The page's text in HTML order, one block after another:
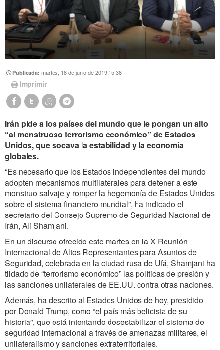
Publicada:martes, 18 de junio de 2019 15:38
Imprimir
Irán pide a los países del mundo que le pongan un alto
“al monstruoso terrorismo económico” de Estados
Unidos, que socava la estabilidad y la economía
globales.
“Es necesario que los Estados independientes del mundo
adopten mecanismos multilaterales para detener a este
monstruo salvaje y romper la hegemonía de Estados Unidos
sobre el sistema financiero mundial”, ha indicado el
secretario del Consejo Supremo de Seguridad Nacional de
Irán, Ali Shamjani.
En un discurso ofrecido este martes en la X Reunión
Internacional de Altos Representantes para Asuntos de
Seguridad, celebrada en la ciudad rusa de Ufá, Shamjani ha
tildado de “terrorismo económico” las políticas de presión y
las sanciones unilaterales de EE.UU. contra otras naciones.
Además, ha descrito al Estados Unidos de hoy, presidido
por Donald Trump, como “el país más belicista de su
historia”, que está intentando desestabilizar el sistema de
seguridad internacional a través de amenazas militares, el
unilateralismo y sanciones extraterritoriales.